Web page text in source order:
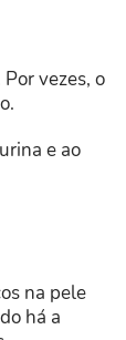
vezes, o
e ao
na pele
há a